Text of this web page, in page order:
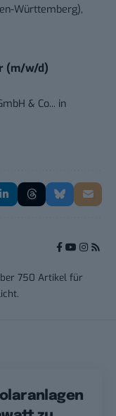
Württemberg),
(m/w/d)
& Co... in
750 Artikel für